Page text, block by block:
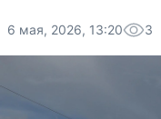
6 мая, 2026, 13:20 3